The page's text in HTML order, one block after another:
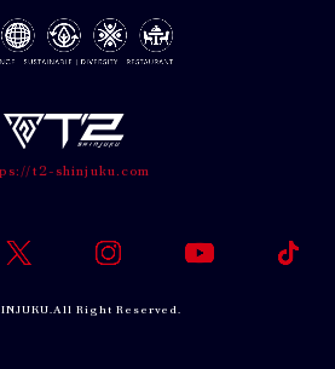
t2-shinjuku.com
Right Reserved.